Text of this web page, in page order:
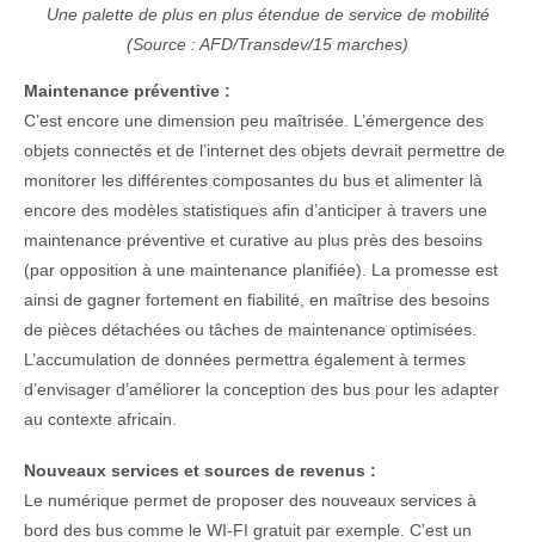
Une palette de plus en plus étendue de service de mobilité
(Source : AFD/Transdev/15 marches)
Maintenance préventive :
C’est encore une dimension peu maîtrisée. L’émergence des
objets connectés et de l’internet des objets devrait permettre de
monitorer les différentes composantes du bus et alimenter là
encore des modèles statistiques afin d’anticiper à travers une
maintenance préventive et curative au plus près des besoins
(par opposition à une maintenance planifiée). La promesse est
ainsi de gagner fortement en fiabilité, en maîtrise des besoins
de pièces détachées ou tâches de maintenance optimisées.
L’accumulation de données permettra également à termes
d’envisager d’améliorer la conception des bus pour les adapter
au contexte africain.
Nouveaux services et sources de revenus :
Le numérique permet de proposer des nouveaux services à
bord des bus comme le WI-FI gratuit par exemple. C’est un